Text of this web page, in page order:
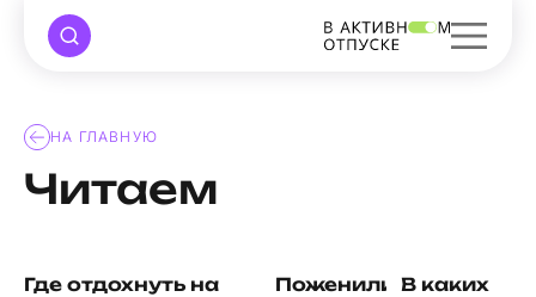
НА ГЛАВНУЮ
Читаем
Где отдохнуть на
ПоженилисьВ каких